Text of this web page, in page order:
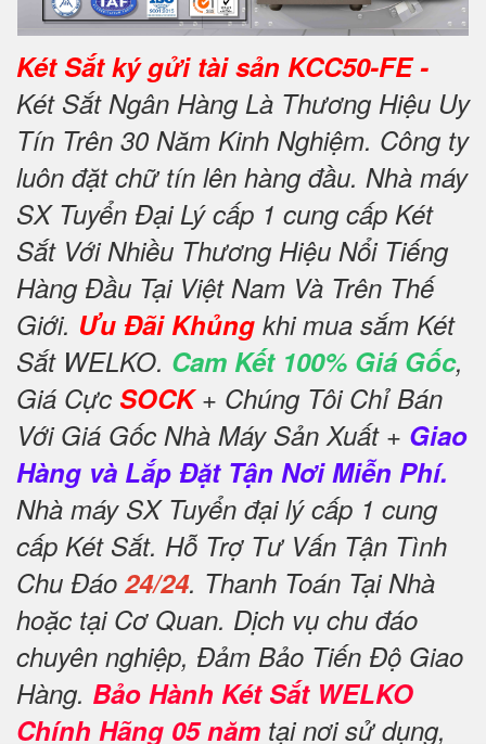
Két Sắt ký gửi tài sản KCC50-FE -
Két Sắt Ngân Hàng Là Thương Hiệu Uy
Tín Trên 30 Năm Kinh Nghiệm. Công ty
luôn đặt chữ tín lên hàng đầu. Nhà máy
SX Tuyển Đại Lý cấp 1 cung cấp Két
Sắt Với Nhiều Thương Hiệu Nổi Tiếng
Hàng Đầu Tại Việt Nam Và Trên Thế
Giới. Ưu Đãi Khủng khi mua sắm Két
Sắt WELKO. Cam Kết 100% Giá Gốc,
Giá Cực SOCK+ Chúng Tôi Chỉ Bán
Với Giá Gốc Nhà Máy Sản Xuất + Giao
Hàng và Lắp Đặt Tận Nơi Miễn Phí.
Nhà máy SX Tuyển đại lý cấp 1 cung
cấp Két Sắt. Hỗ Trợ Tư Vấn Tận Tình
Chu Đáo 24/24. Thanh Toán Tại Nhà
hoặc tại Cơ Quan. Dịch vụ chu đáo
chuyên nghiệp, Đảm Bảo Tiến Độ Giao
Hàng. Bảo Hành Két Sắt WELKO
Chính Hãng 05 năm tại nơi sử dụng,